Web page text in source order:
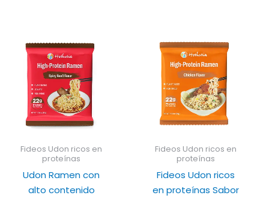
Fideos Udon ricos en
proteínas
Udon Ramen con
alto contenido
Fideos Udon ricos en
proteínas
Fideos Udon ricos
en proteínas Sabor